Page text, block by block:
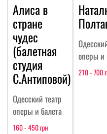
Алиса в
стране
чудес
(балетная
студия
С.Антиповой)
Одесский театр
оперы и балета
160 - 450 грн
оперы и
210 - 700